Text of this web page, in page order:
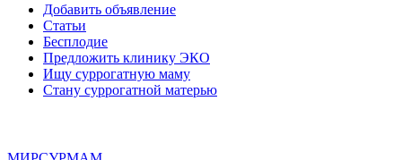
Добавить объявление
Статьи
Бесплодие
Предложить клинику ЭКО
Ищу суррогатную маму
Стану суррогатной матерью